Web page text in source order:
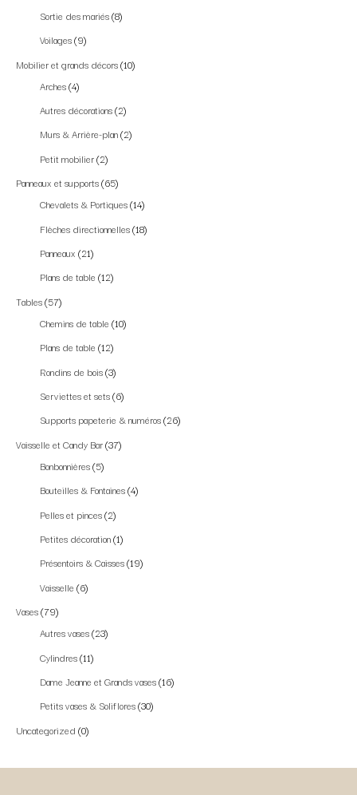
Sortie des mariés 8
Voilages 9
Mobilier et grands décors 10
Arches 4
Autres décorations 2
Murs & Arrière-plan 2
Petit mobilier 2
Panneaux et supports 65
Chevalets & Portiques 14
Flèches directionnelles 18
Panneaux 21
Plans de table 12
Tables 57
Chemins de table 10
Plans de table 12
Rondins de bois 3
Serviettes et sets 6
Supports papeterie & numéros 26
Vaisselle et Candy Bar 37
Bonbonnières 5
Bouteilles & Fontaines 4
Pelles et pinces 2
Petites décoration 1
Présentoirs & Caisses 19
Vaisselle 6
Vases 79
Autres vases 23
Cylindres 11
Dame Jeanne et Grands vases 16
Petits vases & Soliflores 30
Uncategorized 0